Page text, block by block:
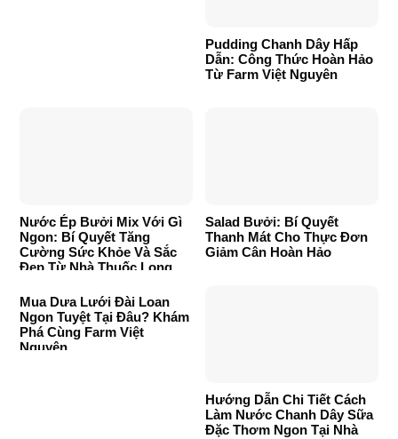
Pudding Chanh Dây Hấp
Dẫn: Công Thức Hoàn Hảo
Từ Farm Việt Nguyên
Nước Ép Bưởi Mix Với Gì
Ngon: Bí Quyết Tăng
Cường Sức Khỏe Và Sắc
Đẹp Từ Nhà Thuốc Long
Salad Bưởi: Bí Quyết
Thanh Mát Cho Thực Đơn
Giảm Cân Hoàn Hảo
Mua Dưa Lưới Đài Loan
Ngon Tuyệt Tại Đâu? Khám
Phá Cùng Farm Việt
Nguyên
Hướng Dẫn Chi Tiết Cách
Làm Nước Chanh Dây Sữa
Đặc Thơm Ngon Tại Nhà